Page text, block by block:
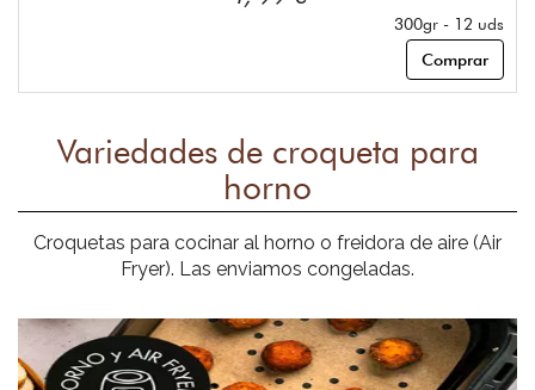
300gr - 12 uds
Comprar
Variedades de croqueta para
horno
Croquetas para cocinar al horno o freidora de aire (Air
Fryer). Las enviamos congeladas.